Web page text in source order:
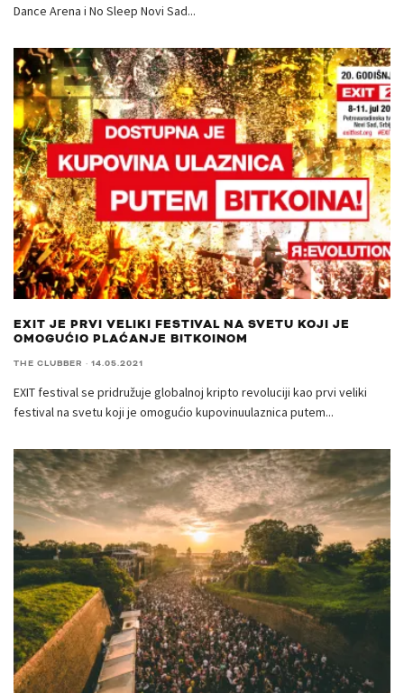
Dance Arena i No Sleep Novi Sad...
EXIT JE PRVI VELIKI FESTIVAL NA SVETU KOJI JE
OMOGUĆIO PLAĆANJE BITKOINOM
THE CLUBBER · 14.05.2021
EXIT festival se pridružuje globalnoj kripto revoluciji kao prvi veliki
festival na svetu koji je omogućio kupovinuulaznica putem...